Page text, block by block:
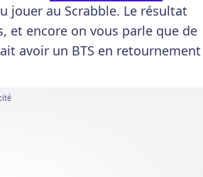
jouer au Scrabble. Le résultat
et encore on vous parle que de
avoir un BTS en retournement